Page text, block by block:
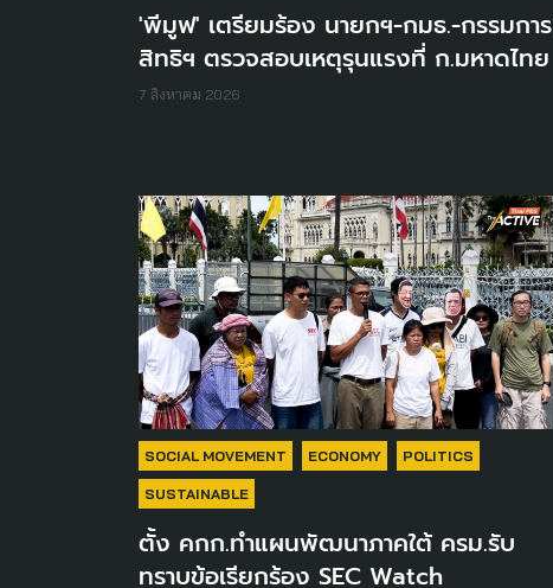
'พีมูฟ' เตรียมร้อง นายกฯ-กมธ.-กรรมการ
สิทธิฯ ตรวจสอบเหตุรุนแรงที่ ก.มหาดไทย
7 สิงหาคม 2026
SOCIAL MOVEMENT ECONOMY POLITICS
SUSTAINABLE
ตั้ง คกก.ทำแผนพัฒนาภาคใต้ ครม.รับ
ทราบข้อเรียกร้อง SEC Watch